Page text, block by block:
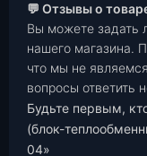
💬 Отзывы о
Вы можете задать
нашего магазина.
что мы не
вопросы ответить
Будьте первым,
(блок-
04»